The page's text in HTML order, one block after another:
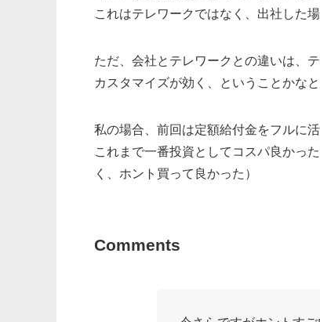
これはテレワークではなく、出社した
ただ、会社とテレワークとの違いは、
カスタマイズが効く、ということかな
私の場合、前回は定額給付金をフルに
これまで一番投資としてコスパ良かっ
く、ホント買って良かった）
Comments